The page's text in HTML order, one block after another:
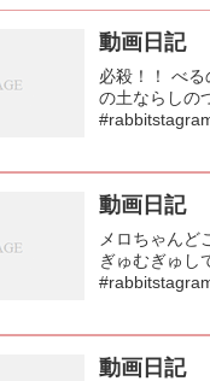
動画日記
必殺！！ べ
の土ならしの
動画日記
メロちゃんど
ぎゅむぎゅし
動画日記